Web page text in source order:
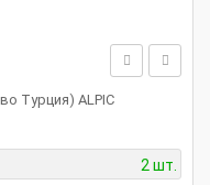
Турция) ALPIC
2 шт.